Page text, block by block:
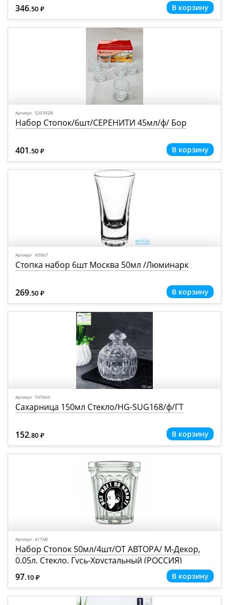
346.50 Р
=
Артикул 520392В
Набор Стопок/6шт/СЕРЕНИТИ 45мл/ф/ Бор
401.50 Р
=
Артикул Н5067
Стопка набор 6шт Москва 50мл /Люминарк
269.50 Р
=
Артикул 747660
Сахарница 150мл Стекло/HG-SUG168/ф/ГТ
152.80 Р
=
Артикул 417АВ
Набор Стопок 50мл/4шт/ОТ АВТОРА/ М-Декор,
0,05л, Стекло, Гусь-Хрустальный (РОССИЯ)
97.10 Р
=